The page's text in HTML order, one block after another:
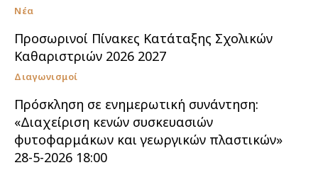
Νέα
Προσωρινοί Πίνακες Κατάταξης Σχολικών
Καθαριστριών 2026 2027
Διαγωνισμοί
Πρόσκληση σε ενημερωτική συνάντηση:
«Διαχείριση κενών συσκευασιών
φυτοφαρμάκων και γεωργικών πλαστικών»
28-5-2026 18:00